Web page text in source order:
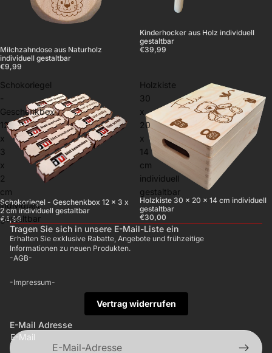
Milchzahndose aus Naturholz
individuell gestaltbar
€9,99
Kinderhocker aus Holz individuell
gestaltbar
€39,99
Schokoriegel
-
Geschenkbox
12
x
3
x
2
cm
individuell
gestaltbar
Schokoriegel - Geschenkbox 12 x 3 x
2 cm individuell gestaltbar
€4,99
Holzkiste
30
x
20
x
14
cm
individuell
gestaltbar
Holzkiste 30 x 20 x 14 cm individuell
gestaltbar
€30,00
Tragen Sie sich in unsere E-Mail-Liste ein
Erhalten Sie exklusive Rabatte, Angebote und frühzeitige
Informationen zu neuen Produkten.
-AGB-
-Impressum-
Vertrag widerrufen
E-Mail Adresse
E-Mail